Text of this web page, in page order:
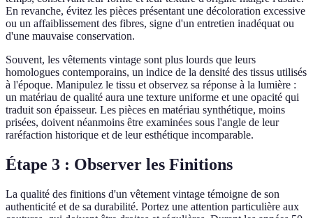
En revanche, évitez les pièces présentant une décoloration excessive
ou un affaiblissement des fibres, signe d'un entretien inadéquat ou
d'une mauvaise conservation.
Souvent, les vêtements vintage sont plus lourds que leurs
homologues contemporains, un indice de la densité des tissus utilisés
à l'époque. Manipulez le tissu et observez sa réponse à la lumière :
un matériau de qualité aura une texture uniforme et une opacité qui
traduit son épaisseur. Les pièces en matériau synthétique, moins
prisées, doivent néanmoins être examinées sous l'angle de leur
raréfaction historique et de leur esthétique incomparable.
Étape 3 : Observer les Finitions
La qualité des finitions d'un vêtement vintage témoigne de son
authenticité et de sa durabilité. Portez une attention particulière aux